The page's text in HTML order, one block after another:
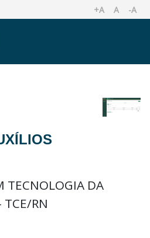
Ir
Ir
+AAUMENTAR
A -A
TECNOLOGIA DA
TCE/RN